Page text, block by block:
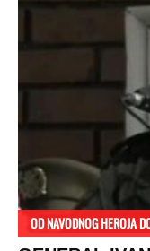
OD NAVODNOG HEROJA